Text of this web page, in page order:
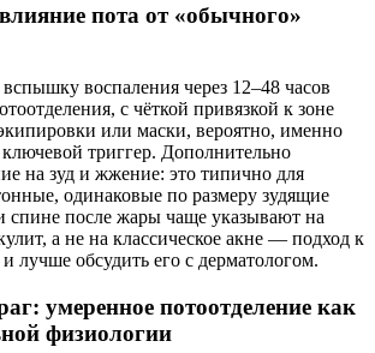
пота от «обычного»
воспаления через 12–48 часов
с чёткой привязкой к зоне
или маски, вероятно, именно
триггер. Дополнительно
на зуд и жжение: это типично для
одинаковые по размеру зудящие
спине после жары чаще указывают на
а не на классическое акне — подход к
лучше обсудить его с дерматологом.
умеренное потоотделение как
физиологии